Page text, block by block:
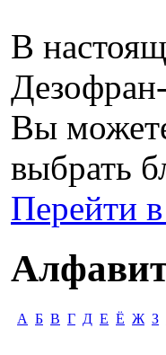
В
Вы
выбрать
Перейти
А Б В Г Д Е Ё Ж З